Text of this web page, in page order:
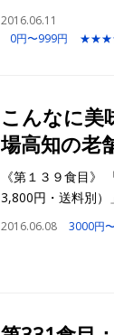
2016.06.11
0円〜999円
こんなに美
場高知の老
《第１３９食目》
3,800円・送料別）」
2016.06.08 3000円